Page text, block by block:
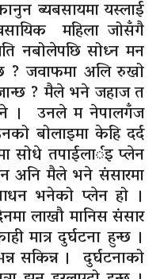
ब्यबसायमा यस्लाई
महिला जोसँगै
नबोलेपछि सोध्न मन
? जवाफमा अलि रुखो
? मैले भने जहाज त
। उनले म नेपालगँज
बोलाइमा केहि दर्द
सोधे तपाईलार्इ प्लेन
अनि मैले भने संसारमा
भनेको प्लेन हो ।
लाखौ मानिस संसार
मात्र दुर्घटना हुन्छ ।
सकिन्न । दुर्घटनाको